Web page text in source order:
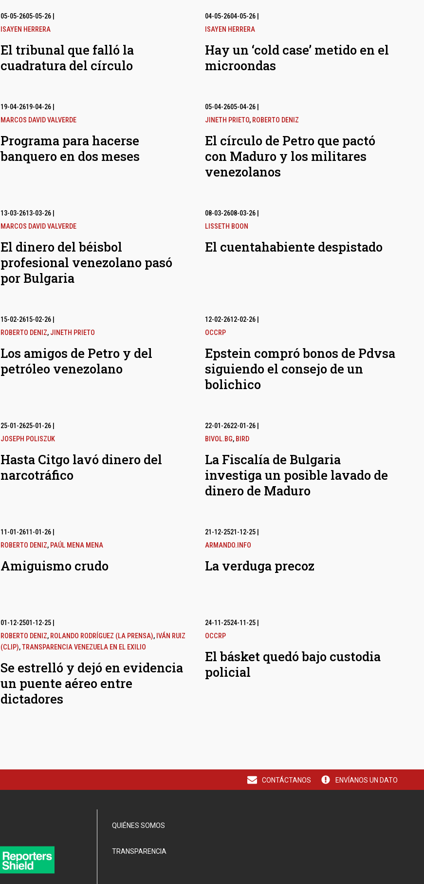
05-05-2605-05-26
ISAYEN HERRERA
El tribunal que falló la
cuadratura del círculo
04-05-2604-05-26|
ISAYEN HERRERA
Hay un ‘cold case’ metido en el
microondas
19-04-2619-04-26
MARCOS DAVID VALVERDE
Programa para hacerse
banquero en dos meses
05-04-2605-04-26|
JINETH PRIETO, ROBERTO DENIZ
El círculo de Petro que pactó
con Maduro y los militares
venezolanos
13-03-2613-03-26
MARCOS DAVID VALVERDE
El dinero del béisbol
profesional venezolano pasó
por Bulgaria
08-03-2608-03-26|
LISSETH BOON
El cuentahabiente despistado
15-02-2615-02-26
ROBERTO DENIZ, JINETH PRIETO
Los amigos de Petro y del
petróleo venezolano
12-02-2612-02-26|
OCCRP
Epstein compró bonos de Pdvsa
siguiendo el consejo de un
bolichico
25-01-2625-01-26
JOSEPH POLISZUK
Hasta Citgo lavó dinero del
narcotráfico
22-01-2622-01-26|
BIVOL.BG, BIRD
La Fiscalía de Bulgaria
investiga un posible lavado de
dinero de Maduro
11-01-2611-01-26
ROBERTO DENIZ, PAÚL MENA MENA
Amiguismo crudo
21-12-2521-12-25|
ARMANDO.INFO
La verduga precoz
01-12-2501-12-25
ROBERTO DENIZ, ROLANDO RODRÍGUEZ (LA PRENSA), IVÁN RUIZ
(CLIP),TRANSPARENCIA VENEZUELA EN EL EXILIO
Se estrelló y dejó en evidencia
un puente aéreo entre
dictadores
24-11-2524-11-25|
OCCRP
El básket quedó bajo custodia
policial
CONTÁCTANOS ENVÍANOS UN DATO
QUIÉNES SOMOS
TRANSPARENCIA